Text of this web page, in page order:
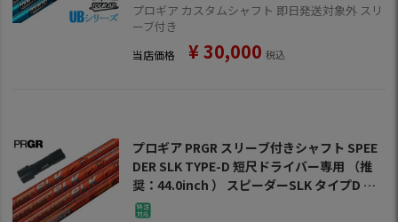
プロギア カスタムシャフト 即日発送対象外 スリ
ーブ付き
当店価格 ¥30,000 税込
プロギア PRGR スリーブ付きシャフト SPEE
DER SLK TYPE-D 短尺ドライバー専用 （推
奨：44.0inch ） スピーダーSLK タイプD 短
尺用 ゴルフ シャフト